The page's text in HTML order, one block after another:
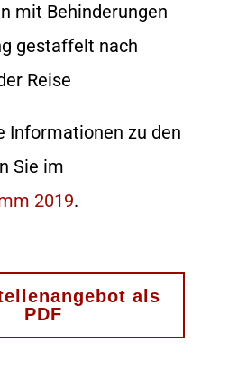
mit Behinderungen
gestaffelt nach
Reise
Informationen zu den
Sie im
2019.
als
PDF